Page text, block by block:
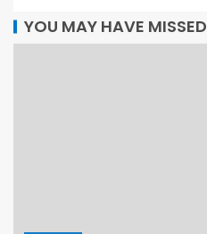
YOU MAY HAVE MISSED